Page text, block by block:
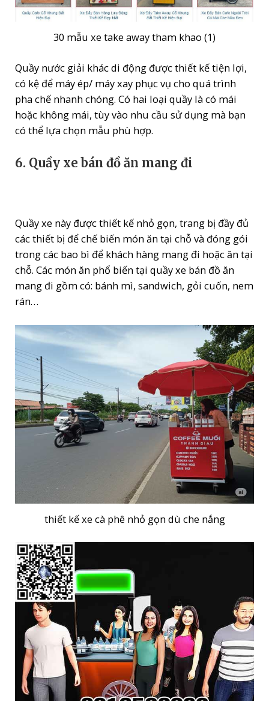
30 mẫu xe take away tham khao (1)
Quầy nước giải khác di động được thiết kế tiện lợi,
có kệ để máy ép/ máy xay phục vụ cho quá trình
pha chế nhanh chóng. Có hai loại quầy là có mái
hoặc không mái, tùy vào nhu cầu sử dụng mà bạn
có thể lựa chọn mẫu phù hợp.
6. Quầy xe bán đồ ăn mang đi
Quầy xe này được thiết kế nhỏ gọn, trang bị đầy đủ
các thiết bị để chế biến món ăn tại chỗ và đóng gói
trong các bao bì để khách hàng mang đi hoặc ăn tại
chỗ. Các món ăn phổ biến tại quầy xe bán đồ ăn
mang đi gồm có: bánh mì, sandwich, gỏi cuốn, nem
rán…
thiết kế xe cà phê nhỏ gọn dù che nắng